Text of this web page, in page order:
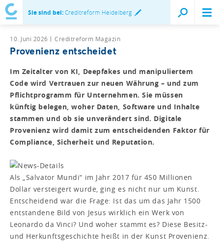
Sie sind bei:Creditreform Heidelberg
10. Juni 2026 Creditreform Magazin
Provenienz entscheidet
Im Zeitalter von KI, Deepfakes und manipuliertem
Code wird Vertrauen zur neuen Währung – und zum
Pflichtprogramm für Unternehmen. Sie müssen
künftig belegen, woher Daten, Software und Inhalte
stammen und ob sie unverändert sind. Digitale
Provenienz wird damit zum entscheidenden Faktor für
Compliance, Sicherheit und Reputation.
Als „Salvator Mundi“ im Jahr 2017 für 450 Millionen
Dollar versteigert wurde, ging es nicht nur um Kunst.
Entscheidend war die Frage: Ist das um das Jahr 1500
entstandene Bild von Jesus wirklich ein Werk von
Leonardo da Vinci? Und woher stammt es? Diese Besitz-
und Herkunftsgeschichte heißt in der Kunst Provenienz.